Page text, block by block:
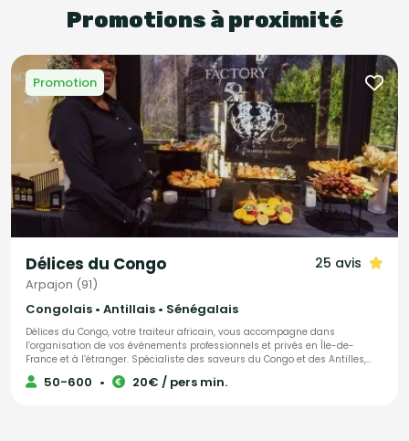
Promotions à proximité
Promotion
Délices du Congo 25 avis
Arpajon (91)
Congolais • Antillais • Sénégalais
Délices du Congo, votre traiteur africain, vous accompagne dans
l’organisation de vos événements professionnels et privés en Île-de-
France et à l’étranger. Spécialiste des saveurs du Congo et des Antilles,
nous mettons également à l’honneur les délices culinaires de toute
l’Afrique. Notre objectif : faire de votre projet une réussite totale, en vous
50-600 • 20€ / pers min.